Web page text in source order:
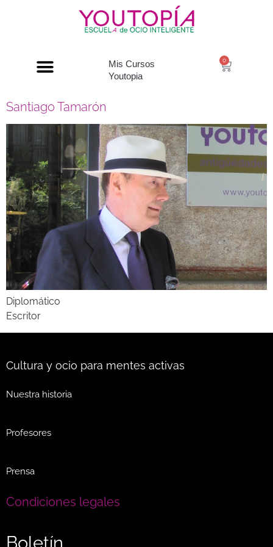
Mis Cursos
Youtopia
0
Santiago Tamarón
Diplomático
Escritor
Cultura y ocio para mentes activas
Nuestra historia
Profesores
Prensa
Condiciones legales
Boletín